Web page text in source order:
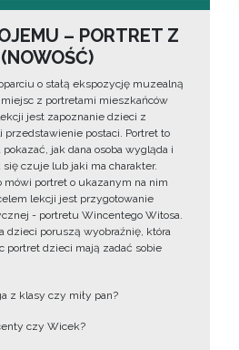
– PORTRET Z
o stałą ekspozycję muzealną
z portretami mieszkańców
jest zapoznanie dzieci z
przedstawienie postaci. Portret to
jak dana osoba wygląda i
się czuje lub jaki ma charakter.
mówi portret o ukazanym na nim
lekcji jest przygotowanie
- portretu Wincentego Witosa.
dzieci poruszą wyobraźnię, która
portret dzieci mają zadać sobie
z klasy czy miły pan?
czy Wicek?